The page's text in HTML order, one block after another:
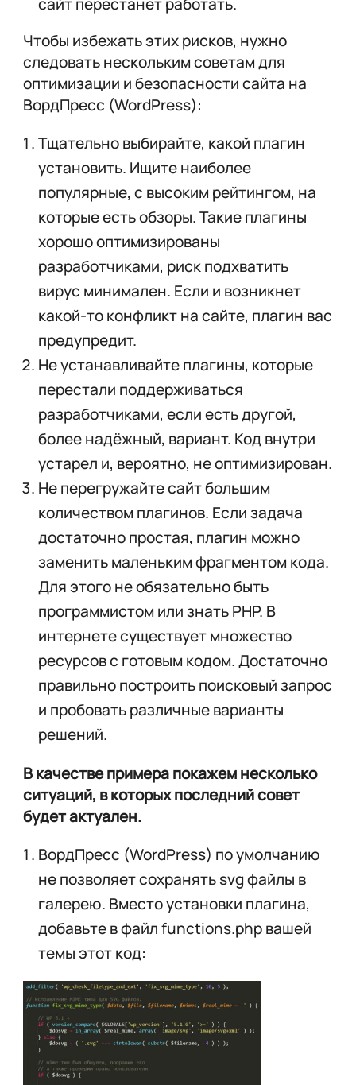
сайт перестанет работать.
Чтобы избежать этих рисков, нужно
следовать нескольким советам для
оптимизации и безопасности сайта на
ВордПресс (WordPress):
Тщательно выбирайте, какой плагин
установить. Ищите наиболее
популярные, с высоким рейтингом, на
которые есть обзоры. Такие плагины
хорошо оптимизированы
разработчиками, риск подхватить
вирус минимален. Если и возникнет
какой-то конфликт на сайте, плагин вас
предупредит.
Не устанавливайте плагины, которые
перестали поддерживаться
разработчиками, если есть другой,
более надёжный, вариант. Код внутри
устарел и, вероятно, не оптимизирован.
Не перегружайте сайт большим
количеством плагинов. Если задача
достаточно простая, плагин можно
заменить маленьким фрагментом кода.
Для этого не обязательно быть
программистом или знать PHP. В
интернете существует множество
ресурсов с готовым кодом. Достаточно
правильно построить поисковый запрос
и пробовать различные варианты
решений.
В качестве примера покажем несколько
ситуаций, в которых последний совет
будет актуален.
ВордПресс (WordPress) по умолчанию
не позволяет сохранять svg файлы в
галерею. Вместо установки плагина,
добавьте в файл functions.php вашей
темы этот код: